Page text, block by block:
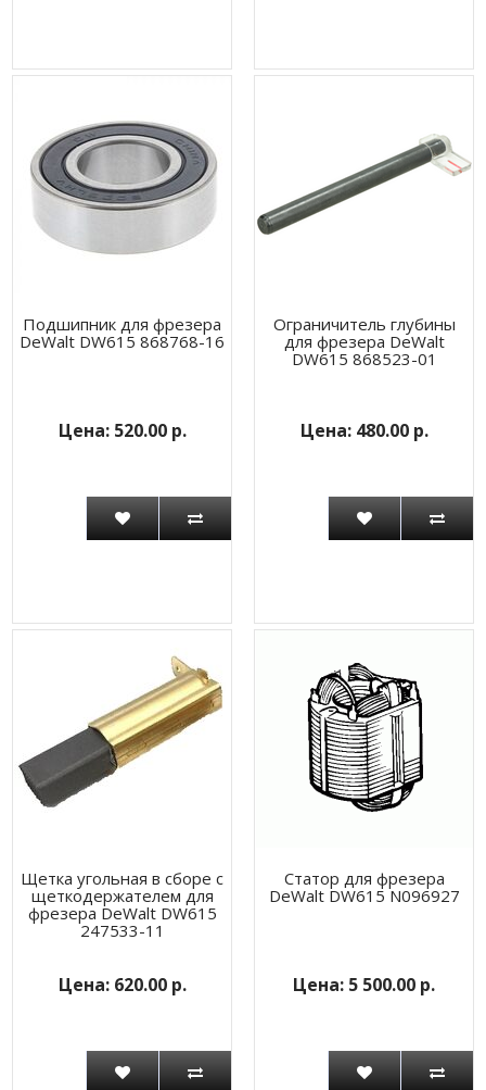
Подшипник для фрезера
DeWalt DW615 868768-16
520.00 р.
Ограничитель глубины
для фрезера DeWalt
DW615 868523-01
480.00 р.
Щетка угольная в сборе с
щеткодержателем для
фрезера DeWalt DW615
247533-11
620.00 р.
Статор для фрезера
DeWalt DW615 N096927
5 500.00 р.